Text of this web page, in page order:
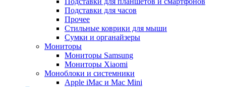
Подставки для часов
Прочее
Стильные коврики для мыши
Сумки и органайзеры
Мониторы
Мониторы Samsung
Мониторы Xiaomi
Моноблоки и системники
Apple iMac и Mac Mini